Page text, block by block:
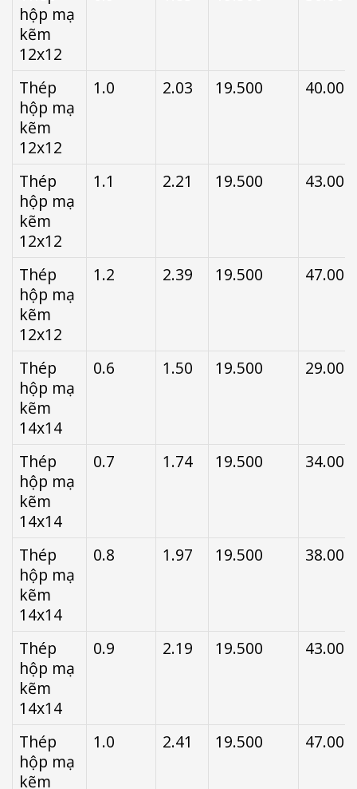
hộp mạ
kẽm
12x12
Thép
hộp mạ
kẽm
12x12
1.0 2.03 19.500 40.000
Thép
hộp mạ
kẽm
12x12
1.1 2.21 19.500 43.000
Thép
hộp mạ
kẽm
12x12
1.2 2.39 19.500 47.000
Thép
hộp mạ
kẽm
14x14
0.6 1.50 19.500 29.000
Thép
hộp mạ
kẽm
14x14
0.7 1.74 19.500 34.000
Thép
hộp mạ
kẽm
14x14
0.8 1.97 19.500 38.000
Thép
hộp mạ
kẽm
14x14
0.9 2.19 19.500 43.000
Thép
hộp mạ
kẽm
1.0 2.41 19.500 47.000